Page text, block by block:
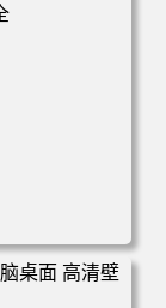
机械 设计 电脑